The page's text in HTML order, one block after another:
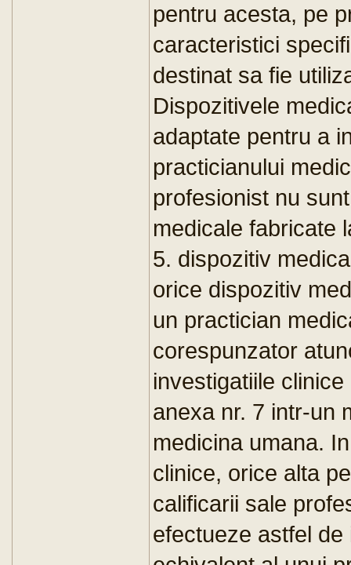
pentru acesta, pe
caracteristici
destinat sa fie
Dispozitivele
adaptate pentru a
practicianului
profesionist nu
medicale fabricate
5. dispozitiv
orice dispozitiv
un practician
corespunzator
investigatiile
anexa nr. 7 intr-un
medicina umana.
clinice, orice alta
calificarii sale
efectueze astfel